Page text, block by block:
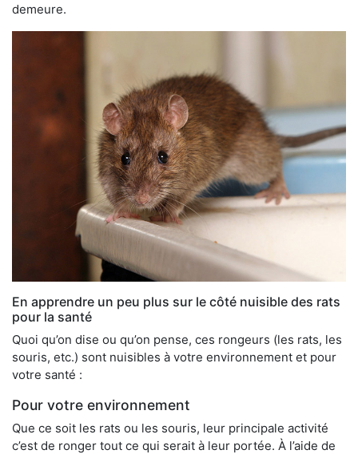
demeure.
En apprendre un peu plus sur le côté nuisible des rats
pour la santé
Quoi qu’on dise ou qu’on pense, ces rongeurs (les rats, les
souris, etc.) sont nuisibles à votre environnement et pour
votre santé :
Pour votre environnement
Que ce soit les rats ou les souris, leur principale activité
c’est de ronger tout ce qui serait à leur portée. À l’aide de